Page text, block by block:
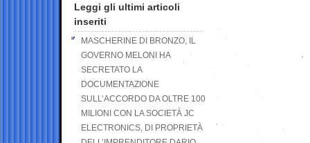
Leggi gli ultimi articoli
inseriti
MASCHERINE DI BRONZO, IL
GOVERNO MELONI HA
SECRETATO LA
DOCUMENTAZIONE
SULL’ACCORDO DA OLTRE 100
MILIONI CON LA SOCIETÀ JC
ELECTRONICS, DI PROPRIETÀ